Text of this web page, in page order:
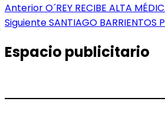
Navegación
de
entradas
AnteriorEntrada
anterior:
O´REY RECIBE ALTA
SiguienteEntrada
SANTIAGO BARRIENTOS
Espacio publicitario